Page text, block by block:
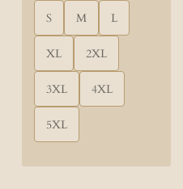
S M L
XL 2XL
3XL 4XL
5XL